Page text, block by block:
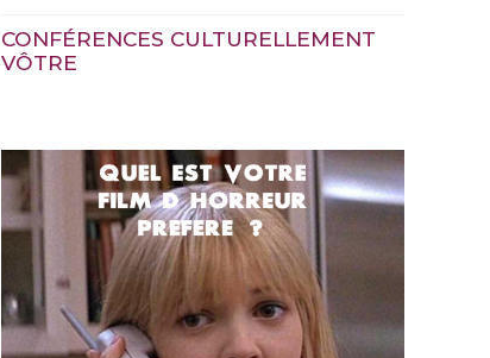
CONFÉRENCES CULTURELLEMENT
VÔTRE